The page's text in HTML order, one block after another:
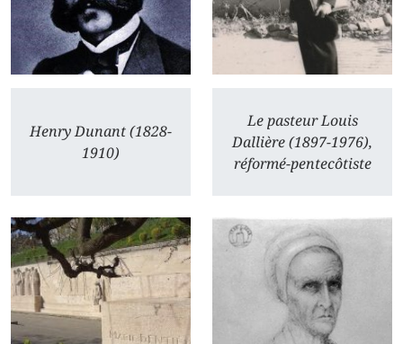
Henry Dunant (1828-
1910)
Le pasteur Louis
Dallière (1897-1976),
réformé-pentecôtiste